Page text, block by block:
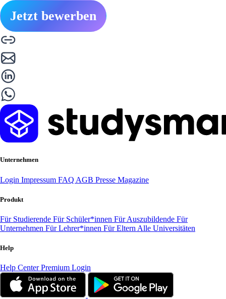
Jetzt bewerben
Unternehmen
Login Impressum FAQ AGB Presse Magazine
Produkt
Für Studierende Für Schüler*innen Für Auszubildende Für
Unternehmen Für Lehrer*innen Für Eltern Alle Universitäten
Help
Help CenterPremium Login